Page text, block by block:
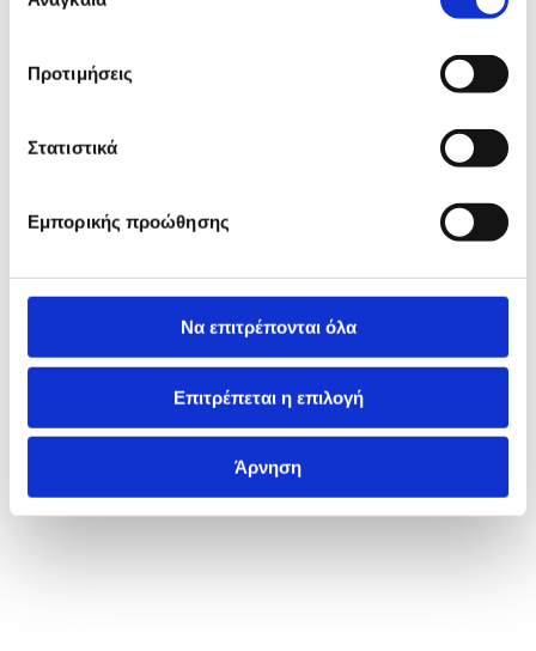
Προτιμήσεις
Στατιστικά
Εμπορικής προώθησης
Να επιτρέπονται όλα
Επιτρέπεται η επιλογή
Άρνηση